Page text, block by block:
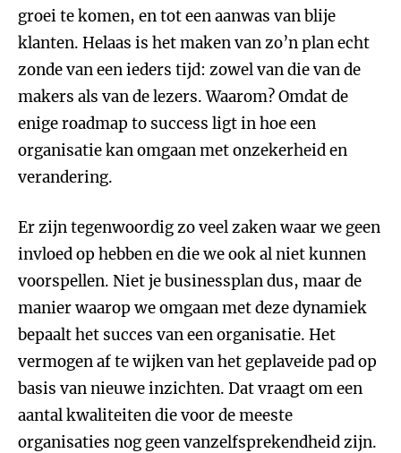
groei te komen, en tot een aanwas van blije
klanten. Helaas is het maken van zo’n plan echt
zonde van een ieders tijd: zowel van die van de
makers als van de lezers. Waarom? Omdat de
enige roadmap to success ligt in hoe een
organisatie kan omgaan met onzekerheid en
verandering.
Er zijn tegenwoordig zo veel zaken waar we geen
invloed op hebben en die we ook al niet kunnen
voorspellen. Niet je businessplan dus, maar de
manier waarop we omgaan met deze dynamiek
bepaalt het succes van een organisatie. Het
vermogen af te wijken van het geplaveide pad op
basis van nieuwe inzichten. Dat vraagt om een
aantal kwaliteiten die voor de meeste
organisaties nog geen vanzelfsprekendheid zijn.